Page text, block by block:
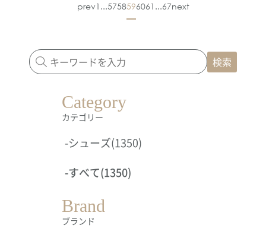
prev1 ...5758596061 ...67next
検索
Category
カテゴリー
-シューズ(1350)
-すべて(1350)
Brand
ブランド